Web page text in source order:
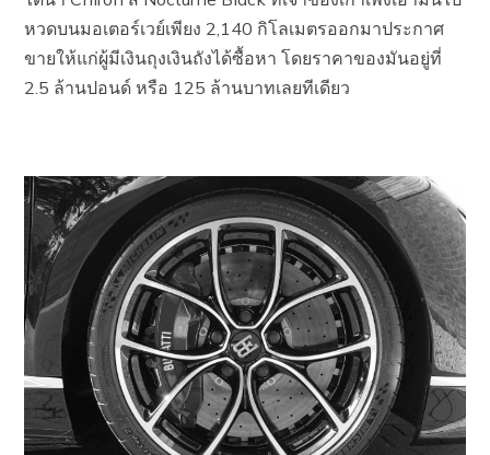
หวดบนมอเตอร์เวย์เพียง 2,140 กิโลเมตรออกมาประกาศ
ขายให้แก่ผู้มีเงินถุงเงินถังได้ซื้อหา โดยราคาของมันอยู่ที่
2.5 ล้านปอนด์ หรือ 125 ล้านบาทเลยทีเดียว